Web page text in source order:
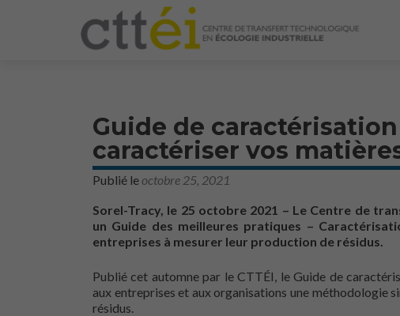
Guide de
caractériser vos
Publié leoctobre 25, 2021
Sorel-Tracy, le 25 octobre 2021 – Le Centre de
un Guide des meilleures pratiques –
entreprises à mesurer leur production de résidus.
Publié cet automne par le CTTÉI, le Guide de
aux entreprises et aux organisations une méthodologie
résidus.